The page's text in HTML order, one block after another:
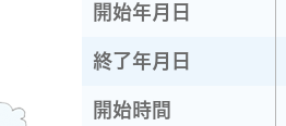
開始年月日
終了年月日
開始時間